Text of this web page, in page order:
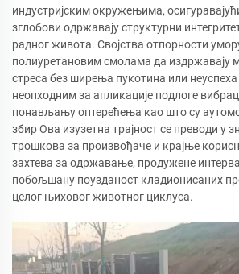
индустријским окружењима,
зглобови одржавају структурни
радног живота. Својства отпорности
полиуретановим смолама да издржавају
стреса без ширења пукотина или
неопходним за апликације подлоге
понављању оптерећења као што су
збир Ова изузетна трајност се преводи у
трошкова за произвођаче и крајње
захтева за одржавање, продужене
побољшану поузданост кладионисаних
целог њиховог животног циклуса.